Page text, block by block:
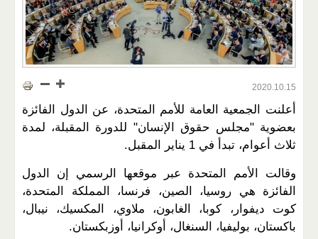
2020.10.15
أعلنت الجمعية العامة للأمم المتحدة، عن الدول الفائزة
بعضوية "مجلس حقوق الإنسان" للدورة المقبلة، لمدة
ثلاث أعوام، تبدأ في 1 يناير المقبل.
وقالت الأمم المتحدة عبر موقعها الرسمي إن الدول
الفائزة هي روسيا، الصين، فرنسا، المملكة المتحدة،
كوت ديفوار، كوبا، الغابون، ملاوي، المكسيك، نيبال،
باكستان، بوليفيا، السنغال، أوكرانيا، أوزبكستان.